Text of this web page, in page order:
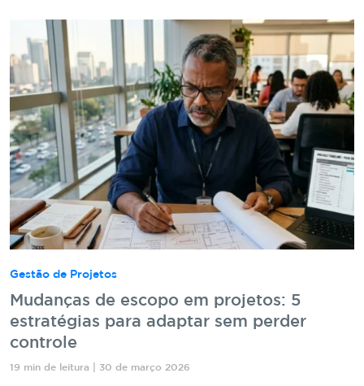
Gestão de Projetos
Mudanças de escopo em projetos: 5
estratégias para adaptar sem perder
controle
19 min de leitura | 30 de março 2026